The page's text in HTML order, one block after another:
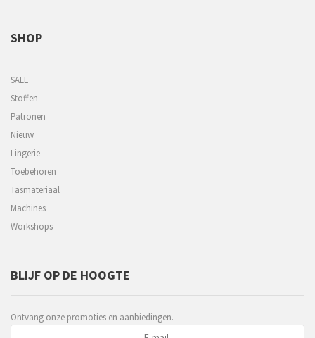
SHOP
SALE
Stoffen
Patronen
Nieuw
Lingerie
Toebehoren
Tasmateriaal
Machines
Workshops
BLIJF OP DE HOOGTE
Ontvang onze promoties en aanbiedingen.